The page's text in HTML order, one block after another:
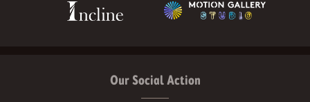
Our Social Action